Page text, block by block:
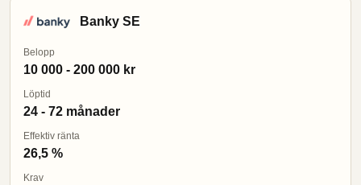
Banky SE
Belopp
10 000 - 200 000 kr
Löptid
24 - 72 månader
Effektiv ränta
26,5 %
Krav